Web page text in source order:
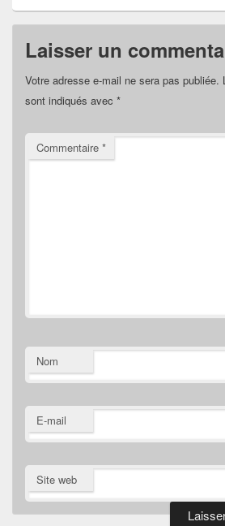
Laisser un
Votre adresse e-mail ne sera pas publiée.
sont indiqués avec *
Commentaire *
Nom
E-mail
Site web